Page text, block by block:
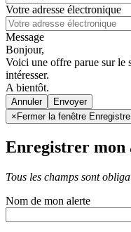
Votre adresse électronique
Message
Bonjour,
Voici une offre parue sur le
intéresser.
A bientôt.
Annuler
× Fermer la fenêtre
Enregistrer mon
Tous les champs sont
Nom de mon alerte